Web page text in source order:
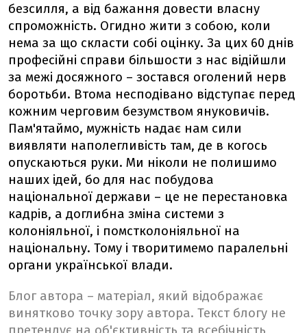
безсилля, а від бажання довести власну
спроможність. Огидно жити з собою, коли
нема за що скласти собі оцінку. За цих 60 днів
професійні справи більшости з нас відійшли
за межі досяжного – зостався оголений нерв
боротьби. Втома несподівано відступає перед
кожним черговим безумством януковичів.
Пам'ятаймо, мужність надає нам сили
виявляти наполегливість там, де в когось
опускаються руки. Ми ніколи не полишимо
наших ідей, бо для нас побудова
національної держави – це не перестановка
кадрів, а доглибна зміна системи з
колоніяльної, і помстколоніяльної на
національну. Тому і творитимемо паралельні
органи української влади.
Блог автора – матеріал, який відображає
винятково точку зору автора. Текст блогу не